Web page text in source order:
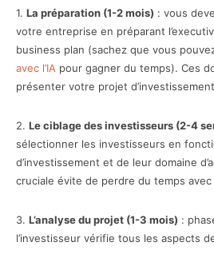
1. La préparation (1-2 mois) : vous
votre entreprise en préparant
business plan (sachez que vous
avec l’IA pour gagner du temps). Ces
présenter votre projet
2. Le ciblage des investisseurs (2-4
sélectionner les investisseurs en
d’investissement et de leur domaine
cruciale évite de perdre du temps
3. L’analyse du projet (1-3 mois) :
l’investisseur vérifie tous les aspects